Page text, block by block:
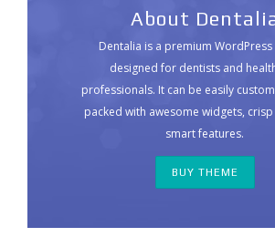
About
Dentalia is a premium WordPress
designed for dentists and
professionals. It can be easily
packed with awesome widgets,
smart features.
BUY THEME